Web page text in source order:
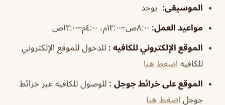
الموسيقى: يوجد
مواعيد العمل:
الموقع الإلكتروني للكافيه : للدخول للموقع الإلكتروني
للكافيه اضغط هنا
الموقع على خرائط جوجل : للوصول للكافيه عبر خرائط
جوجل اضغط هنا